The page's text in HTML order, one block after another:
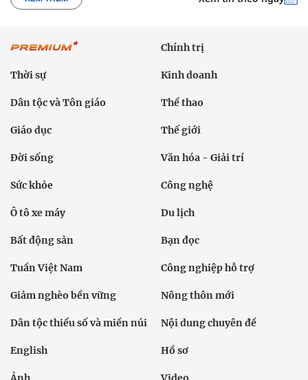
Chính trị
Thời sự Kinh doanh
Dân tộc và Tôn giáo Thể thao
Giáo dục Thế giới
Đời sống Văn hóa - Giải trí
Sức khỏe Công nghệ
Ô tô xe máy Du lịch
Bất động sản Bạn đọc
Tuần Việt Nam Công nghiệp hỗ trợ
Giảm nghèo bền vững Nông thôn mới
Dân tộc thiểu số và miền núi Nội dung chuyên đề
English Hồ sơ